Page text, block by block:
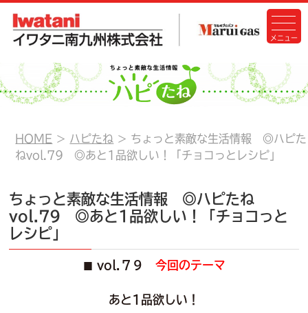
HOME ハピたね
ちょっと素敵な生活情報 ◎ハピた
ねvol.79 ◎あと1品欲しい！「チョコっとレシピ」
ちょっと素敵な生活情報 ◎ハピたね
vol.79 ◎あと1品欲しい！「チョコっと
レシピ」
vol.７９ 今回のテーマ
あと1品欲しい！